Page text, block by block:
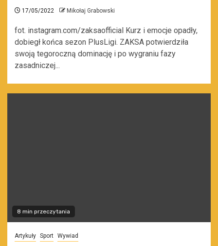
17/05/2022 Mikołaj Grabowski
fot. instagram.com/zaksaofficial Kurz i emocje opadły,
dobiegł końca sezon PlusLigi. ZAKSA potwierdziła
swoją tegoroczną dominację i po wygraniu fazy
zasadniczej...
8 min przeczytania
Artykuły Sport Wywiad